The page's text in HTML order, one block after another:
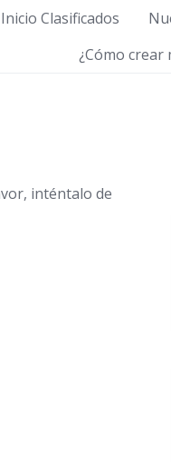
Inicio Clasificados
¿Cómo crear
inténtalo de